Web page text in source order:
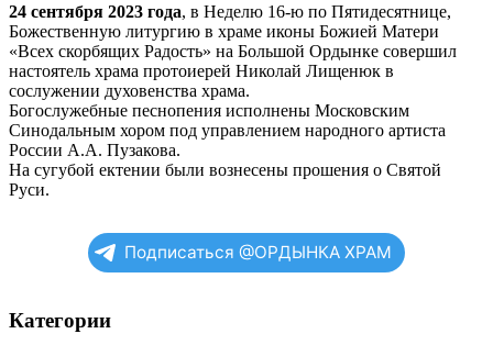
24 сентября 2023 года, в Неделю 16-ю по Пятидесятнице,
Божественную литургию в храме иконы Божией Матери
«Всех скорбящих Радость» на Большой Ордынке совершил
настоятель храма протоиерей Николай Лищенюк в
сослужении духовенства храма.
Богослужебные песнопения исполнены Московским
Синодальным хором под управлением народного артиста
России А.А. Пузакова.
На сугубой ектении были вознесены прошения о Святой
Руси.
Подписаться @ОРДЫНКА ХРАМ
Категории